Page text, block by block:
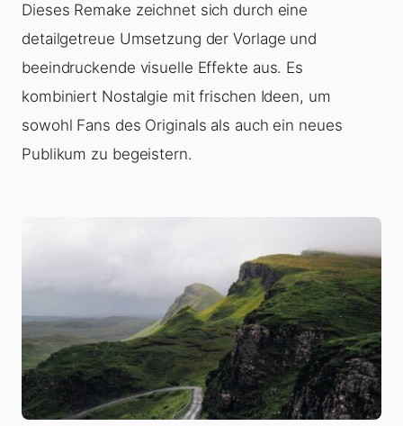
Dieses Remake zeichnet sich durch eine
detailgetreue Umsetzung der Vorlage und
beeindruckende visuelle Effekte aus. Es
kombiniert Nostalgie mit frischen Ideen, um
sowohl Fans des Originals als auch ein neues
Publikum zu begeistern.